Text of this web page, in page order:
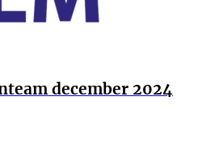
december 2024